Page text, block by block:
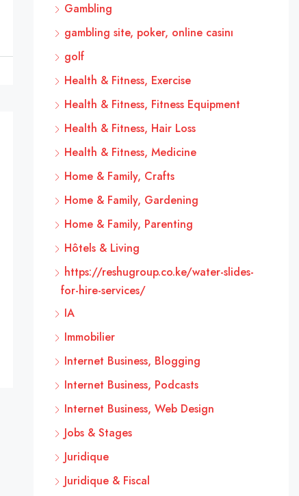
Gambling
gambling site, poker, online casinı
golf
Health & Fitness, Exercise
Health & Fitness, Fitness Equipment
Health & Fitness, Hair Loss
Health & Fitness, Medicine
Home & Family, Crafts
Home & Family, Gardening
Home & Family, Parenting
Hôtels & Living
https://reshugroup.co.ke/water-slides-
for-hire-services/
IA
Immobilier
Internet Business, Blogging
Internet Business, Podcasts
Internet Business, Web Design
Jobs & Stages
Juridique
Juridique & Fiscal